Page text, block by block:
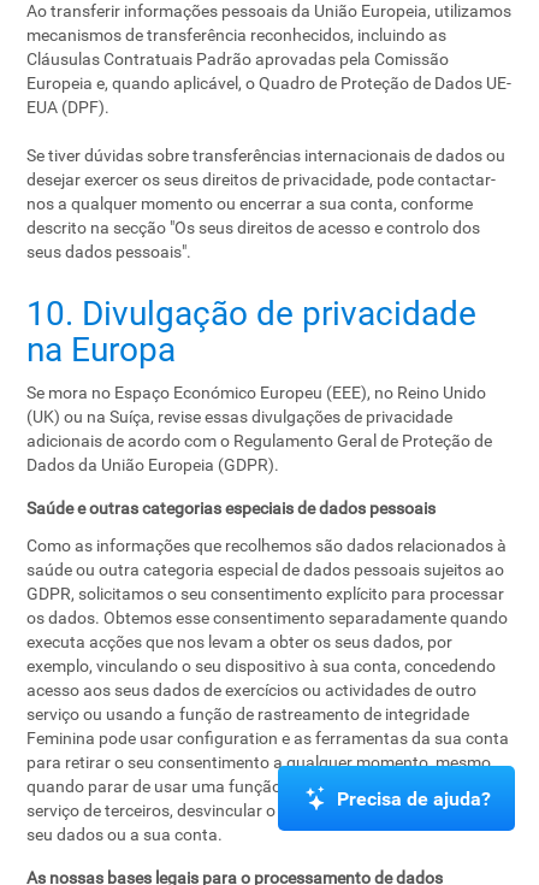
Ao transferir informações pessoais da União Europeia, utilizamos
mecanismos de transferência reconhecidos, incluindo as
Cláusulas Contratuais Padrão aprovadas pela Comissão
Europeia e, quando aplicável, o Quadro de Proteção de Dados UE-
EUA (DPF).
Se tiver dúvidas sobre transferências internacionais de dados ou
desejar exercer os seus direitos de privacidade, pode contactar-
nos a qualquer momento ou encerrar a sua conta, conforme
descrito na secção "Os seus direitos de acesso e controlo dos
seus dados pessoais".
10. Divulgação de privacidade
na Europa
Se mora no Espaço Económico Europeu (EEE), no Reino Unido
(UK) ou na Suíça, revise essas divulgações de privacidade
adicionais de acordo com o Regulamento Geral de Proteção de
Dados da União Europeia (GDPR).
Saúde e outras categorias especiais de dados pessoais
Como as informações que recolhemos são dados relacionados à
saúde ou outra categoria especial de dados pessoais sujeitos ao
GDPR, solicitamos o seu consentimento explícito para processar
os dados. Obtemos esse consentimento separadamente quando
executa acções que nos levam a obter os seus dados, por
exemplo, vinculando o seu dispositivo à sua conta, concedendo
acesso aos seus dados de exercícios ou actividades de outro
serviço ou usando a função de rastreamento de integridade
Feminina pode usar configuration e as ferramentas da sua conta
para retirar o seu consentimento a qualquer momento, mesmo
quando parar de usar uma função, remover o nosso acesso a um
serviço de terceiros, desvincular o seu dispositivo ou remover os
seu dados ou a sua conta.
As nossas bases legais para o processamento de dados
Precisa de ajuda?